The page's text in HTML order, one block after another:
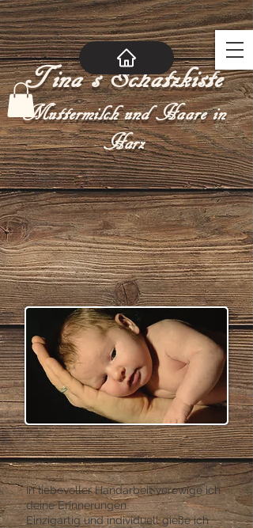
Tina´s Schatzkiste
Muttermilch und Haare in
Harz
In liebevoller Handarbeit verewige ich
deine Erinnerungen.
Einzigartig und individuell gieße ich